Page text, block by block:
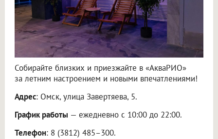
Собирайте близких и приезжайте в «АкваРИО»
за летним настроением и новыми впечатлениями!
Адрес: Омск, улица Завертяева, 5.
График работы — ежедневно с 10:00 до 22:00.
Телефон: 8 (3812) 485–300.